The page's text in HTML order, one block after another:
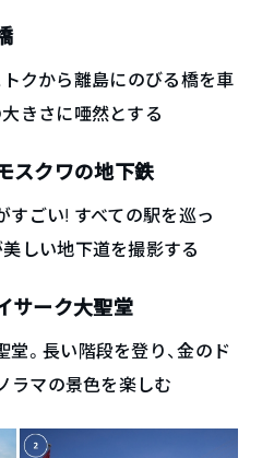
クから離島にのびる橋を車
きさに唖然とする
スクワの地下鉄
ごい! すべての駅を巡っ
しい地下道を撮影する
サーク大聖堂
。長い階段を登り、金のド
ラマの景色を楽しむ